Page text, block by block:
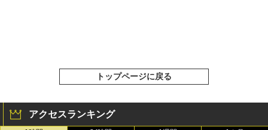
トップページに戻る
アクセスランキング